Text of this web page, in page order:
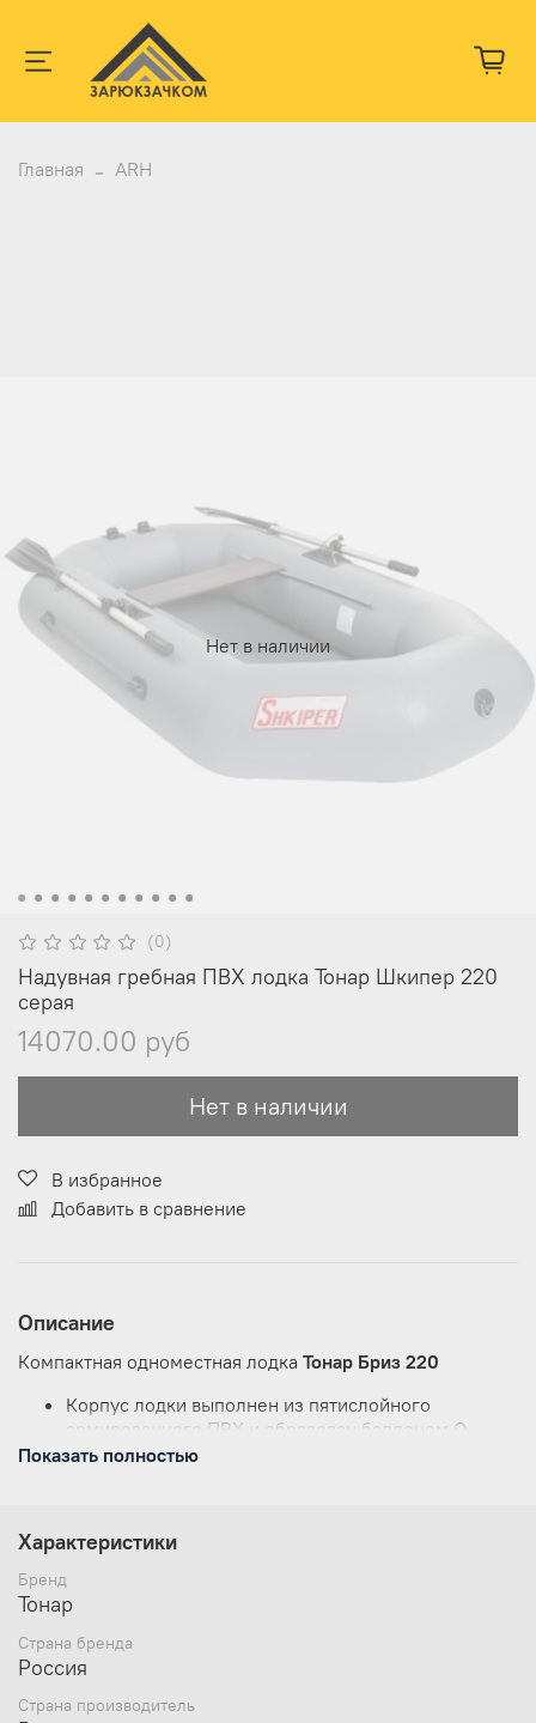
Главная ARH
Нет в наличии
(0)
Надувная гребная ПВХ лодка Тонар Шкипер 220
серая
14070.00 руб
Нет в наличии
В избранное
Добавить в сравнение
Описание
Компактная одноместная лодка Тонар Бриз 220
Корпус лодки выполнен из пятислойного
армированного ПВХ и образован баллоном О-
образной формы.
На лодке используется современная и надежная
Рекомендованные районы плавания: закрытые
Показать полностью
Характеристики
Бренд
Тонар
Страна бренда
Россия
Страна производитель